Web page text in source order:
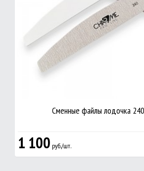
Сменные файлы лодочка
1 100 руб./шт.